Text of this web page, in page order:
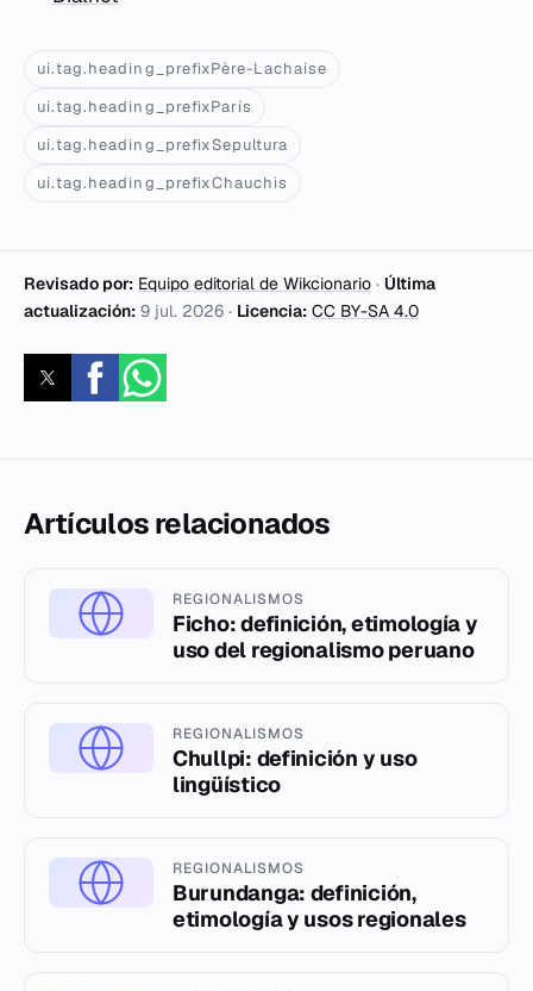
ui.tag.heading_prefixPère-Lachaise
ui.tag.heading_prefixParís
ui.tag.heading_prefixSepultura
ui.tag.heading_prefixChauchis
Revisado por: Equipo editorial de Wikcionario · Última
actualización: 9 jul. 2026 · Licencia: CC BY-SA 4.0
Artículos relacionados
REGIONALISMOS
Ficho: definición, etimología y
uso del regionalismo peruano
REGIONALISMOS
Chullpi: definición y uso
lingüístico
REGIONALISMOS
Burundanga: definición,
etimología y usos regionales